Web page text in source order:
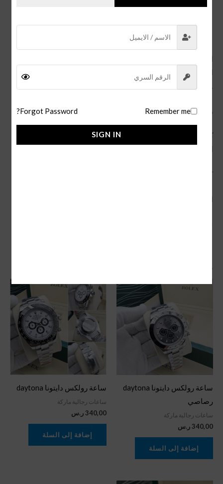
يخت ماستر YACHT-MASTER.
دايتونا daytona.
اسعار ساعت الكوبي تتراوح بين 220 ل 680 بالنسبة للكوالتي العاليه
ولكن الكوالتي المنخفضة اسعارها في حدود 180 .
كم سعر ساعة رولكس الاصليه؟
كما يتوفر لدينا
منتجات ذات صلة
ساعة رولكس دايتونا daytona
رصاصي
ساعات رجالية ماركة
340,00ر.س
إضافة إلى السلة
ساعة رولكس دايتونا daytona
ساعات رجالية ماركة
340,00ر.س
إضافة إلى السلة
Remember me
Forgot Password?
SIGN IN